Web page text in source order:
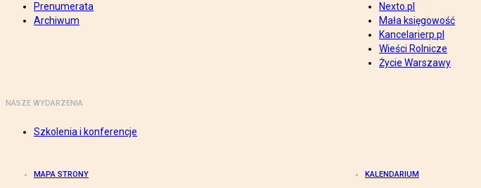
Prenumerata
Archiwum
Nexto.pl
Mała księgowość
Kancelarierp.pl
Wieści Rolnicze
Życie Warszawy
NASZE WYDARZENIA
Szkolenia i konferencje
MAPA STRONY KALENDARIUM